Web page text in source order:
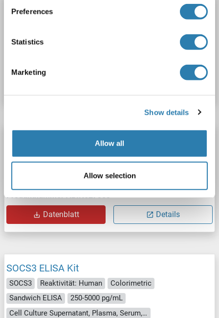
Preferences
Statistics
Marketing
Show details
Allow all
Allow selection
SOCS3 ELISA Kit
0.156 ng/mL - 10 ng/mL
Produktnummer ABIN627353
Datenblatt Details
SOCS3 ELISA Kit
SOCS3 Reaktivität: Human
Colorimetric
Sandwich ELISA
250-5000 pg/mL
Cell Culture Supernatant, Plasma, Serum, Tissue Homogenate